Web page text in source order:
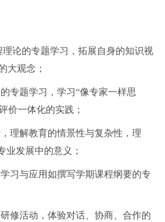
理论的专题学习，拓展自身的知识视
大观念；
专题学习，学习“像专家一样思
价一体化的实践；
理解教育的情景性与复杂性，理
业发展中的意义；
习与应用如撰写学期课程纲要的专
修活动，体验对话、协商、合作的